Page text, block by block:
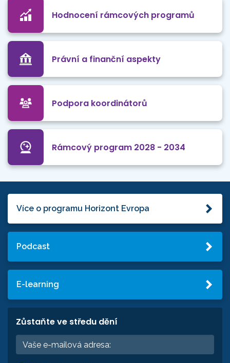
Hodnocení rámcových programů
Právní a finanční aspekty
Podpora koordinátorů
Rámcový program 2028 - 2034
Více o programu Horizont Evropa
Podcast
E-learning
Zůstaňte ve středu dění